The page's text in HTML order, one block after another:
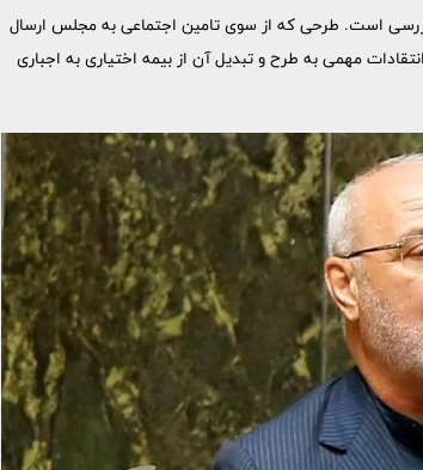
است. طرحی که از سوی تامین اجتماعی به مجلس ارسال
مهمی به طرح و تبدیل آن از بیمه اختیاری به اجباری